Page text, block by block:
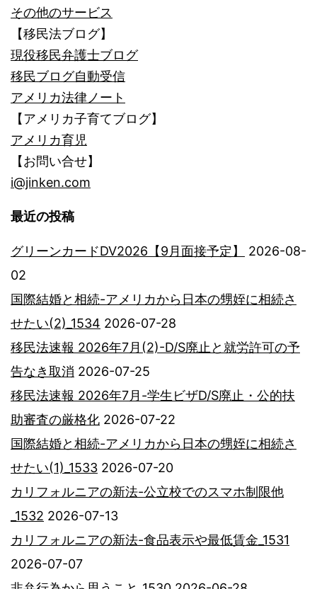
その他のサービス
【移民法ブログ】
現役移民弁護士ブログ
移民ブログ自動受信
アメリカ法律ノート
【アメリカ子育てブログ】
アメリカ育児
【お問い合せ】
i@jinken.com
最近の投稿
グリーンカードDV2026【9月面接予定】
2026-08-
02
国際結婚と相続-アメリカから日本の甥姪に相続さ
せたい(2)_1534 2026-07-28
移民法速報 2026年7月(2)-D/S廃止と就労許可の予
告なき取消 2026-07-25
移民法速報 2026年7月-学生ビザD/S廃止・公的扶
助審査の厳格化 2026-07-22
国際結婚と相続-アメリカから日本の甥姪に相続さ
せたい(1)_1533 2026-07-20
カリフォルニアの新法-公立校でのスマホ制限他
_1532 2026-07-13
カリフォルニアの新法-食品表示や最低賃金_1531
2026-07-07